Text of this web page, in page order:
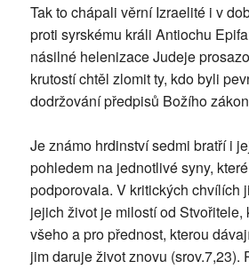
Tak to chápali věrní Izraelité i v
proti syrskému králi Antiochu
násilné helenizace Judeje
krutostí chtěl zlomit ty, kdo byli
dodržování předpisů Božího
Je známo hrdinství sedmi bratří i
pohledem na jednotlivé syny,
podporovala. V kritických chvílích
jejich život je milostí od Stvořitele,
všeho a pro přednost, kterou
jim daruje život znovu (srov.7,23).